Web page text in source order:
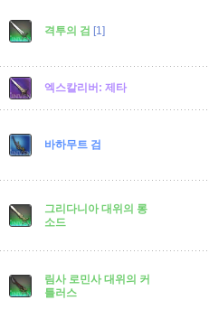
격투의 검 [1]
엑스칼리버: 제타
바하무트 검
그리다니아 대위의 롱
소드
림사 로민사 대위의 커
틀러스